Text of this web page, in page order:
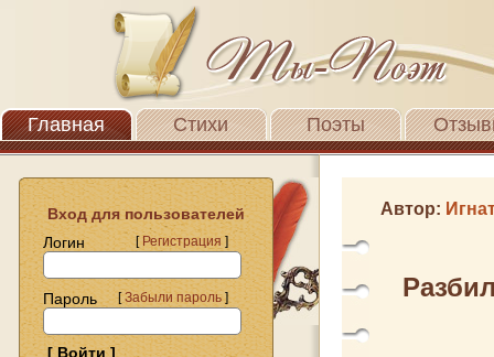
Главная Стихи Поэты
Вход для пользователей
Логин
[Регистрация]
Пароль [Забыли пароль]
Автор: